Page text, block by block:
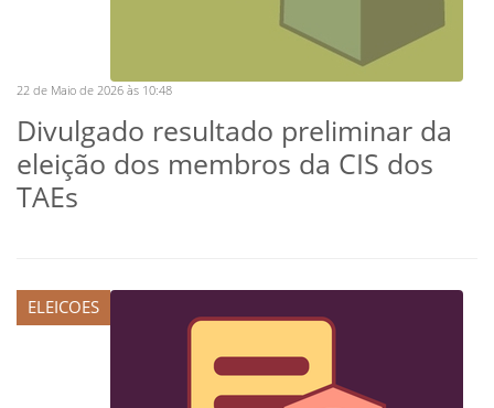
22 de Maio de 2026 às 10:48
Divulgado resultado preliminar da
eleição dos membros da CIS dos
TAEs
ELEICOES